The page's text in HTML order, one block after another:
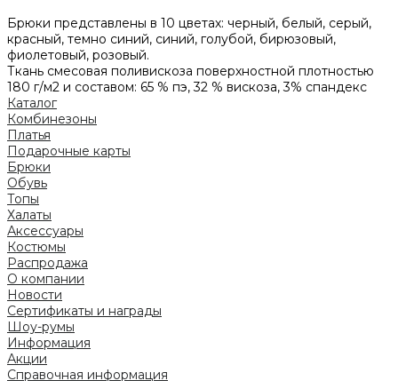
Брюки представлены в 10 цветах: черный, белый, серый,
красный, темно синий, синий, голубой, бирюзовый,
фиолетовый, розовый.
Ткань смесовая поливискоза поверхностной плотностью
180 г/м2 и составом: 65 % пэ, 32 % вискоза, 3% спандекс
Каталог
Комбинезоны
Платья
Подарочные карты
Брюки
Обувь
Топы
Халаты
Аксессуары
Костюмы
Распродажа
О компании
Новости
Сертификаты и награды
Шоу-румы
Информация
Акции
Справочная информация